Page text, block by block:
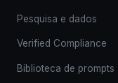
Pesquisa e dados
Verified Compliance
Biblioteca de prompts